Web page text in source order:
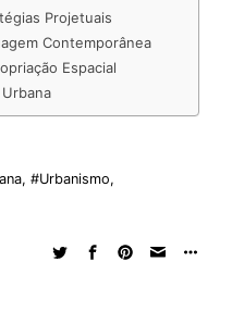
Projetuais
Contemporânea
Espacial
,#Urbanismo,